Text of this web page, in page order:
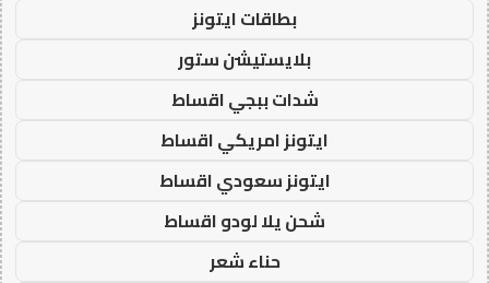
بطاقات ايتونز
بلايستيشن ستور
شدات ببجي اقساط
ايتونز امريكي اقساط
ايتونز سعودي اقساط
شحن يلا لودو اقساط
حناء شعر